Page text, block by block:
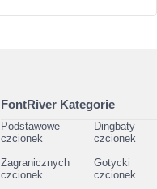
FontRiver Kategorie
Podstawowe
czcionek
Dingbaty
czcionek
Zagranicznych
czcionek
Gotycki
czcionek